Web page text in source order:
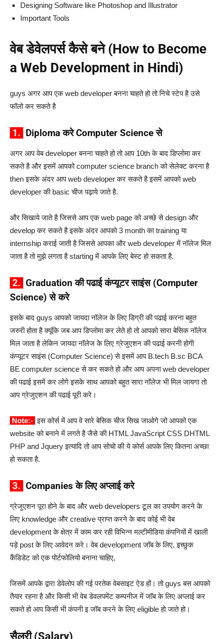
Designing Software like Photoshop and Illustrator
Important Tools
वेब डेवेलपर्स कैसे बने (How to Become
a Web Development in Hindi)
guys अगर आप एक web developer बनना चाहते हो तो निचे स्टेप है उसे
फॉलो कर सकते है
1. Diploma करे Computer Science से
अगर आप वेब developer बनना चाहते हो तो आप 10th के बाद डिप्लोमा कर
सकते है और इसमें आपको computer science branch को सेलेक्ट करना है
then इसके अंदर आप web developer कर सकते है इसमें आपको web
developer की basic चीज पढ़ाये जाते है.
और सिखाये जाते है जिससे आप एक web page को अच्छे से design और
develop कर सकते है इसके अंदर आपको 3 month का training या
internship कराई जाती है जिससे आपका और web developer में नॉलेज मिल
जाता है तो मुझे लगता है starting में आपके लिए बेस्ट हो सकता है.
2. Graduation की पढाई कंप्यूटर साइंस (Computer
Science) से करे
इसके बाद guys आपको जायदा नॉलेज के लिए डिग्री की पढाई करना बहुत
जरुरी होता है क्यूंकि जब आप डिप्लोमा कर लेते हो तो आपको सारा बेसिक नॉलेज
मिल जाता है लेकिन जायदा नॉलेज के लिए ग्रेजुएशन की पढाई करनी होगी
कंप्यूटर साइंस (Computer Science) से इसमें आप B.tech B.sc BCA
BE computer science से कर सकते हो और आप अपना web developer
की पढाई इसमें कर लोगे इसके साथ आपको बहुत सारा नॉलेज भी मिल जायगा तो
आप ग्रेजुएशन की पढाई पूरी करे।
Note:- इस कोर्स में आप वे सारे बेसिक चीज सिख जाओगे जो आपको एक
website को बनाने में लगते है जैसे की HTML JavaScript CSS DHTML
PHP and Jquery इत्यादि तो आप सोचो की ये कोर्स आपके लिए कितना अच्छा
हो सकता है.
3. Companies के लिए अप्लाई करे
ग्रेजुएशन पूरा होने के बाद और web developers टूल का उपयोग करने के
लिए knowledge और creative प्राप्त करने के बाद कोई भी वेब
development के क्षेत्र में काम कर रही विभिन्न मल्टीमीडिया कंपनियों में खाली
पड़े post के लिए आवेदन करे। वेब development जॉब के लिए, इच्छुक
कैंडिडेट को एक पोर्टफोलियो बनाना चाहिए,
जिसमें आपके द्वारा डेवेलोप की गई परतेक वेबसाइट ऐड हों। तो guys बस आपको
तैयार रहना है और किसी भी वेब डेवलपमेंट कम्पनीज में जॉब के लिए अप्लाई कर
सकते हो आप किसी भी कंपनी इ जॉब करने के लिए eligible हो जाते हो।
सैलरी (Salary)